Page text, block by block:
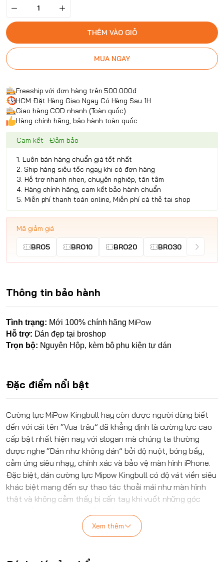
THÊM VÀO GIỎ
MUA NGAY
Freeship với đơn hàng trên 500.000đ
HCM Đặt Hàng Giao Ngay Có Hàng Sau 1H
Giao hàng COD nhanh (Toàn quốc)
Hàng chính hãng, bảo hành toàn quốc
Cam kết - Đảm bảo
1. Luôn bán hàng chuẩn giá tốt nhất
2. Ship hàng siêu tốc ngay khi có đơn hàng
3. Hỗ trợ nhanh nhẹn, chuyên nghiệp, tận tâm
4. Hàng chính hãng, cam kết bảo hành chuẩn
5. Miễn phí thanh toán online, Miễn phí cà thẻ tại shop
Mã giảm giá
BRO5 BRO10 BRO20 BRO30
Thông tin bảo hành
Tình trạng: Mới 100% chính hãngMiPow
Hỗ trợ: Dán đẹp tại broshop
Trọn bộ: Nguyên Hộp, kèm bộ phụ kiện tự dán
Đặc điểm nổi bật
Cường lựcMiPow Kingbull hay còn được người dùng biết
đến với cái tên “Vua trâu” đã khẳng định là cường lực cao
cấp bật nhất hiện nay với slogan mà chúng ta thường
được nghe “Dán như không dán” bởi độ nuột, bóng bẩy,
cảm ứng siêu nhạy, chính xác và bảo vệ màn hình iPhone.
Đặc biệt, dán cường lực Mipow Kingbull có độ vát viền siêu
khác biệt mang đến sự thao tác thoải mái như màn hình
thật và không cảm thấy bị cấn tay khi vuốt những góc
siêu nuột nhưng không bị đẩy cường lực lên iPhone được
dùng với những chiếc ốp có độ chống sốc cao.
luôn tìm kiếm những ý tưởng, những nghiên cứu nâng tầm
Xem thêm